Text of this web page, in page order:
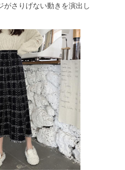
がさりげない動きを演出し